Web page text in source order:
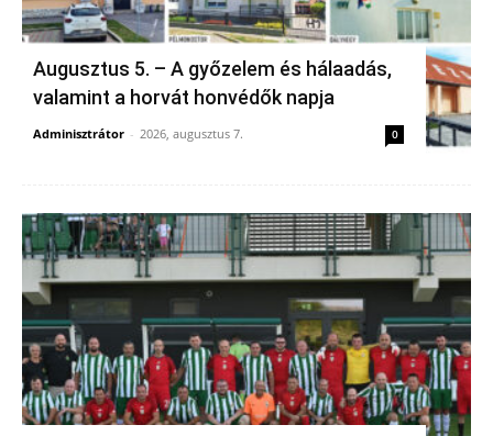
Augusztus 5. – A győzelem és hálaadás,
valamint a horvát honvédők napja
Adminisztrátor - 2026, augusztus 7. 0